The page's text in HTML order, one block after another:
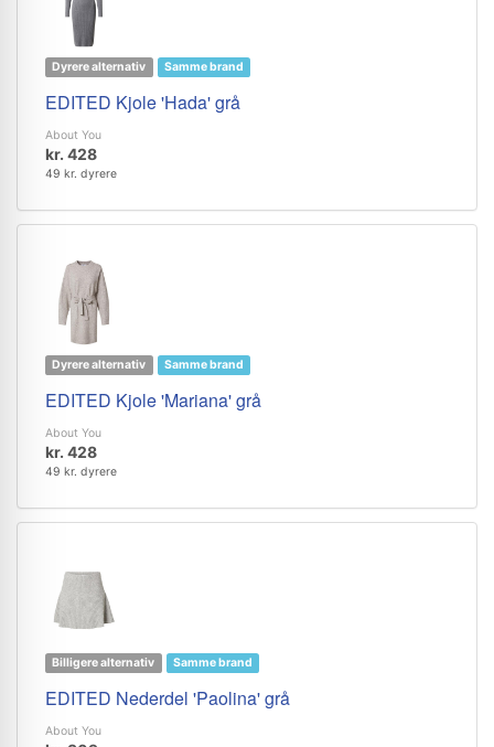
Dyrere alternativ Samme brand
EDITED Kjole 'Hada' grå
About You
kr. 428
49 kr. dyrere
Dyrere alternativ Samme brand
EDITED Kjole 'Mariana' grå
About You
kr. 428
49 kr. dyrere
Billigere alternativ Samme brand
EDITED Nederdel 'Paolina' grå
About You